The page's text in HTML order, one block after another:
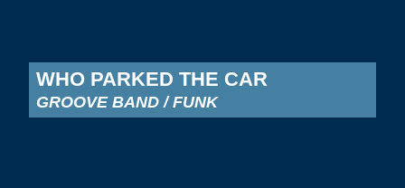
WHO PARKED THE CAR
GROOVE BAND / FUNK